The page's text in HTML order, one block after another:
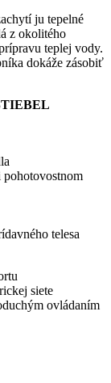
ju tepelné
z okolitého
teplej vody.
dokáže zásobiť
pohotovostnom
telesa
siete
ovládaním